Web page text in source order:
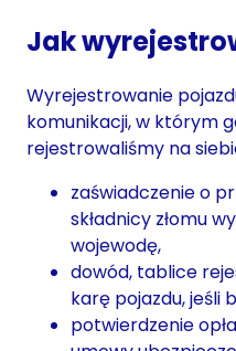
Jak
Wyrejestrowanie
komunikacji, w którym
rejestrowaliśmy na
zaświadczenie o
składnicy złomu
wojewodę,
dowód, tablice
karę pojazdu, jeśli
potwierdzenie